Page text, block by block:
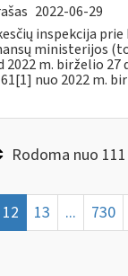
2022-06-29
inspekcija prie
ministerijos
2022 m. birželio 27
nuo 2022 m.
Rodoma nuo
12 13 ... 730